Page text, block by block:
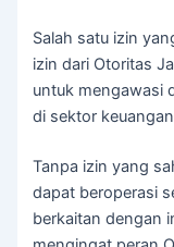
Salah satu izin
izin dari Otoritas
untuk mengawasi
di sektor
Tanpa izin yang
dapat beroperasi
berkaitan dengan